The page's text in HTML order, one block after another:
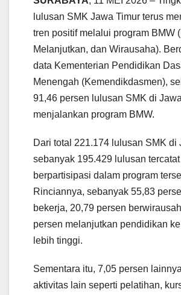
lulusan SMK Jawa Timur terus
tren positif melalui program BMW
Melanjutkan, dan Wirausaha).
data Kementerian Pendidikan
Menengah (Kemendikdasmen),
91,46 persen lulusan SMK di
menjalankan program BMW.
Dari total 221.174 lulusan SMK di
sebanyak 195.429 lulusan
berpartisipasi dalam program
Rinciannya, sebanyak 55,83
bekerja, 20,79 persen
persen melanjutkan pendidikan
lebih tinggi.
Sementara itu, 7,05 persen
aktivitas lain seperti pelatihan,